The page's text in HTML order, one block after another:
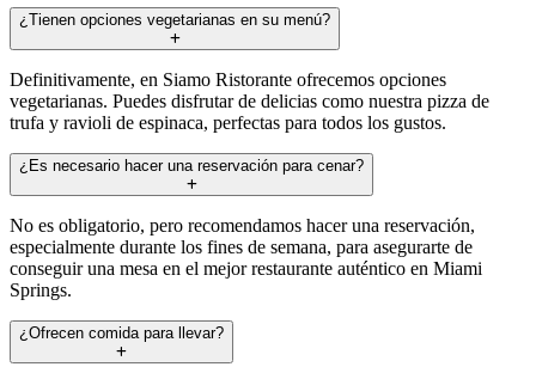
¿Tienen opciones vegetarianas en su menú?
Definitivamente, en Siamo Ristorante ofrecemos opciones
vegetarianas. Puedes disfrutar de delicias como nuestra pizza de
trufa y ravioli de espinaca, perfectas para todos los gustos.
¿Es necesario hacer una reservación para cenar?
No es obligatorio, pero recomendamos hacer una reservación,
especialmente durante los fines de semana, para asegurarte de
conseguir una mesa en el mejor restaurante auténtico en Miami
Springs.
¿Ofrecen comida para llevar?